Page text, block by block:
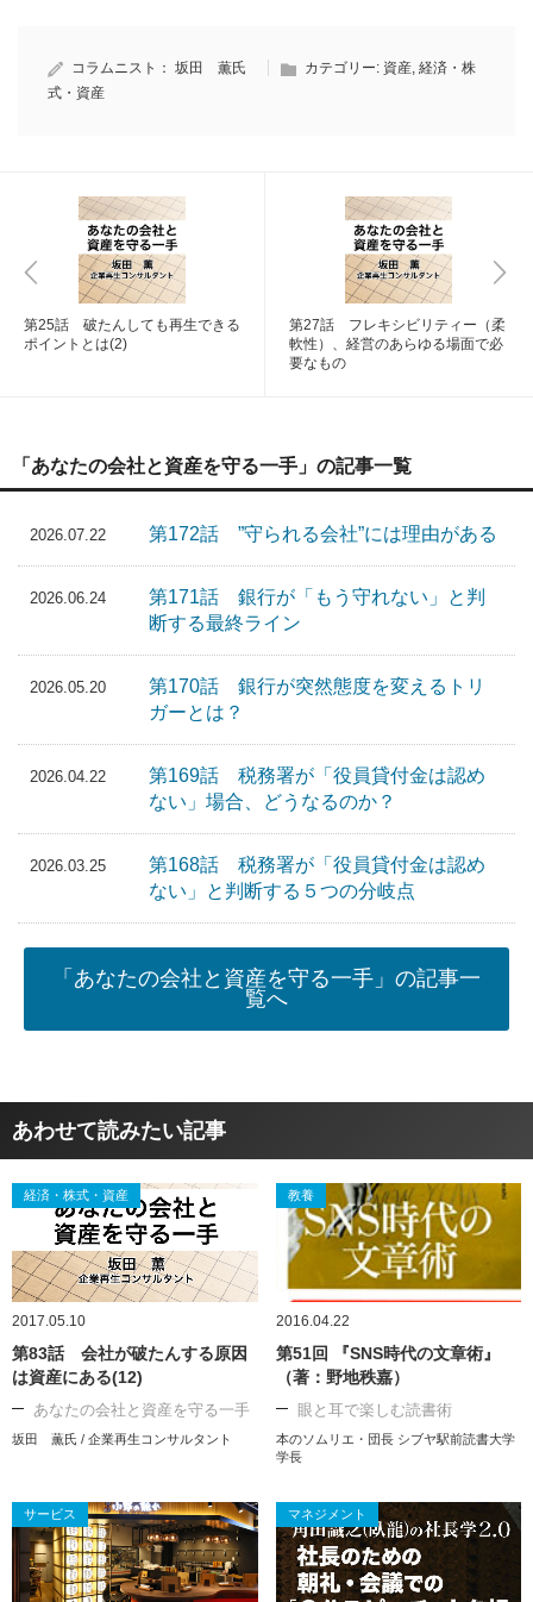
コラムニスト： 坂田 薫氏 カテゴリー: 資産, 経済・株
式・資産
第25話 破たんしても再生できる
ポイントとは(2)
第27話 フレキシビリティー（柔
軟性）、経営のあらゆる場面で必
要なもの
「あなたの会社と資産を守る一手」の記事一覧
2026.07.22 第172話 ”守られる会社”には理由がある
2026.06.24
第171話 銀行が「もう守れない」と判
断する最終ライン
2026.05.20
第170話 銀行が突然態度を変えるトリ
ガーとは？
2026.04.22
第169話 税務署が「役員貸付金は認め
ない」場合、どうなるのか？
2026.03.25
第168話 税務署が「役員貸付金は認め
ない」と判断する５つの分岐点
「あなたの会社と資産を守る一手」の記事一
覧へ
あわせて読みたい記事
経済・株式・資産
2017.05.10
第83話 会社が破たんする原因
は資産にある(12)
あなたの会社と資産を守る一手
坂田 薫氏 / 企業再生コンサルタント
教養
2016.04.22
第51回 『SNS時代の文章術』
（著：野地秩嘉）
眼と耳で楽しむ読書術
本のソムリエ・団長 シブヤ駅前読書大学
学長
サービス マネジメント